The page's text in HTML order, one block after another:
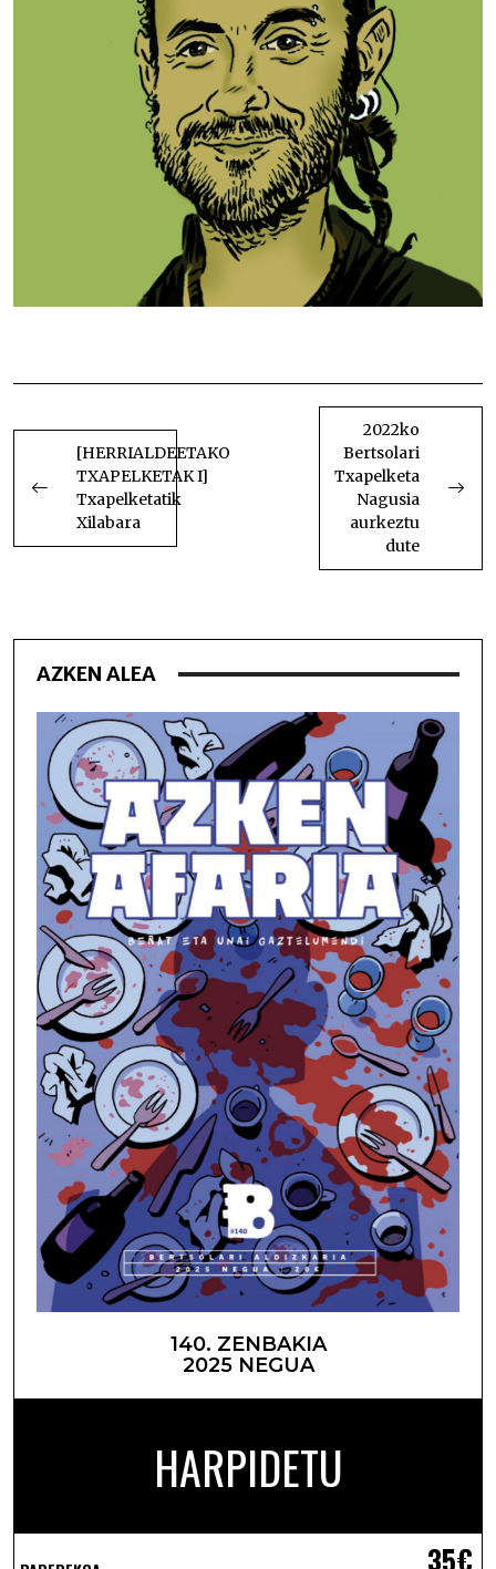
BIDALKETETAN
ZEHAR
NABIGATU
[HERRIALDEETAKO
TXAPELKETAK I]
Txapelketatik
Xilabara
2022ko
Bertsolari
Txapelketa
Nagusia
aurkeztu
dute
AZKEN ALEA
140. ZENBAKIA
2025 NEGUA
HARPIDETU
35€